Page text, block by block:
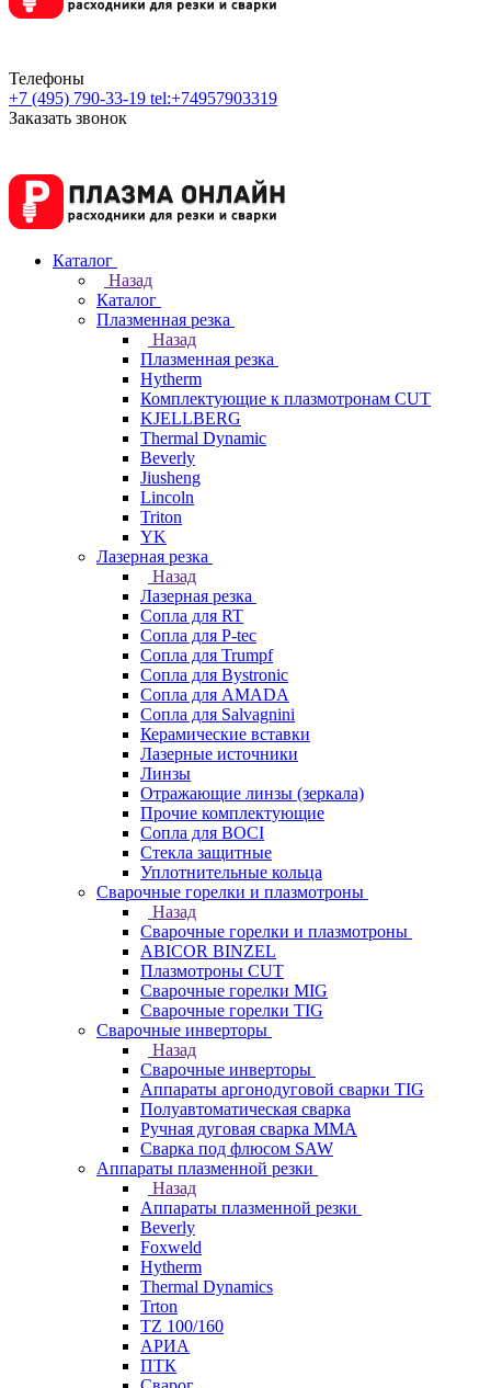
Телефоны
+7 (495) 790-33-19 tel:+74957903319
Заказать звонок
Каталог
Назад
Каталог
Плазменная резка
Назад
Плазменная резка
Hytherm
Комплектующие к плазмотронам CUT
KJELLBERG
Thermal Dynamic
Beverly
Jiusheng
Lincoln
Triton
YK
Лазерная резка
Назад
Лазерная резка
Сопла для RT
Сопла для P-tec
Сопла для Trumpf
Сопла для Bystronic
Сопла для AMADA
Сопла для Salvagnini
Керамические вставки
Лазерные источники
Линзы
Отражающие линзы (зеркала)
Прочие комплектующие
Сопла для BOCI
Стекла защитные
Уплотнительные кольца
Сварочные горелки и плазмотроны
Назад
Сварочные горелки и плазмотроны
ABICOR BINZEL
Плазмотроны CUT
Сварочные горелки MIG
Сварочные горелки TIG
Сварочные инверторы
Назад
Сварочные инверторы
Аппараты аргонодуговой сварки TIG
Полуавтоматическая сварка
Ручная дуговая сварка MMA
Сварка под флюсом SAW
Аппараты плазменной резки
Назад
Аппараты плазменной резки
Beverly
Foxweld
Hytherm
Thermal Dynamics
Trton
TZ 100/160
АРИА
ПТК